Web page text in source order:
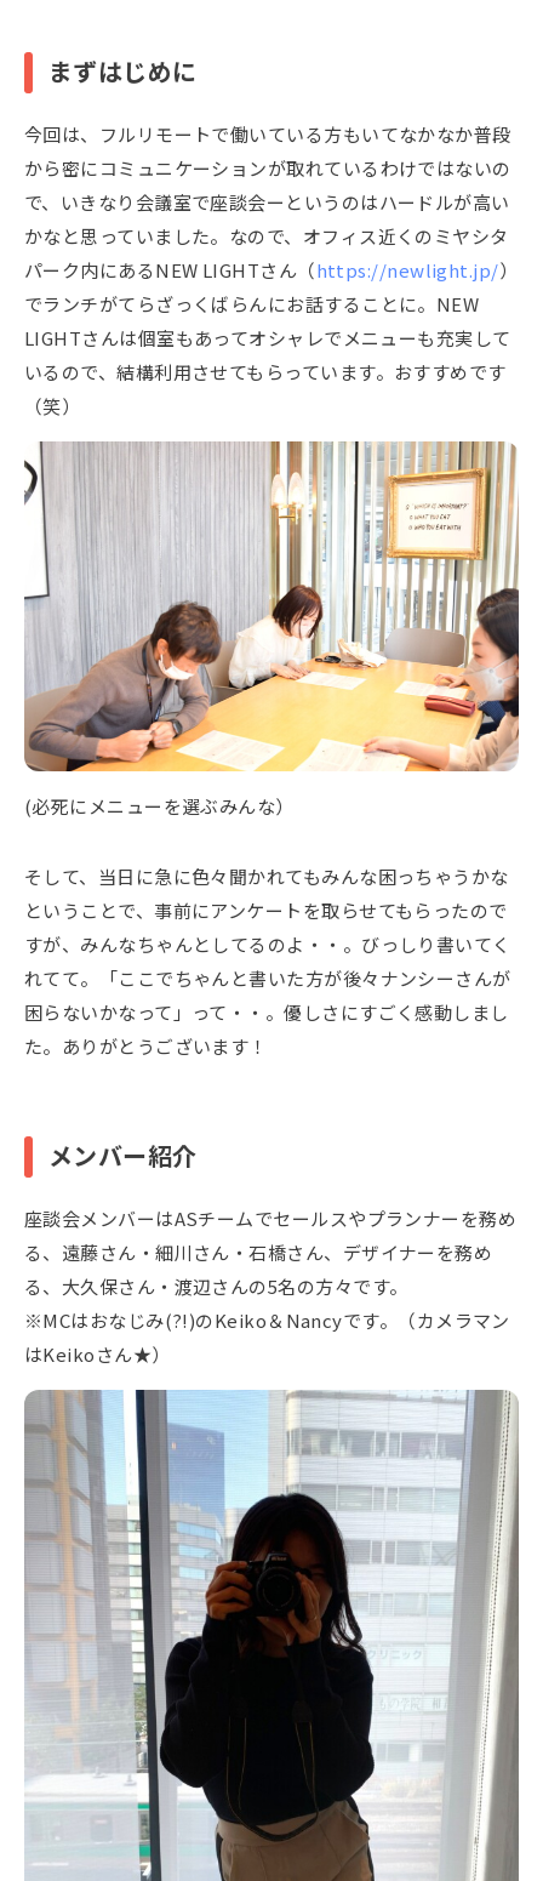
まずはじめに
今回は、フルリモートで働いている方もいてなかなか普段
から密にコミュニケーションが取れているわけではないの
で、いきなり会議室で座談会ーというのはハードルが高い
かなと思っていました。なので、オフィス近くのミヤシタ
パーク内にあるNEW LIGHTさん（https://newlight.jp/）
でランチがてらざっくばらんにお話することに。NEW
LIGHTさんは個室もあってオシャレでメニューも充実して
いるので、結構利用させてもらっています。おすすめです
（笑）
(必死にメニューを選ぶみんな）
そして、当日に急に色々聞かれてもみんな困っちゃうかな
ということで、事前にアンケートを取らせてもらったので
すが、みんなちゃんとしてるのよ・・。びっしり書いてく
れてて。「ここでちゃんと書いた方が後々ナンシーさんが
困らないかなって」って・・。優しさにすごく感動しまし
た。ありがとうございます！
メンバー紹介
座談会メンバーはASチームでセールスやプランナーを務め
る、遠藤さん・細川さん・石橋さん、デザイナーを務め
る、大久保さん・渡辺さんの5名の方々です。
※MCはおなじみ(?!)のKeiko＆Nancyです。（カメラマン
はKeikoさん★）